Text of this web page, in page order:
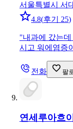
서울특별시 서
4.8(후기 25)
"내과에 갔는
시고 워에염증
전화 팔
연세루아흐